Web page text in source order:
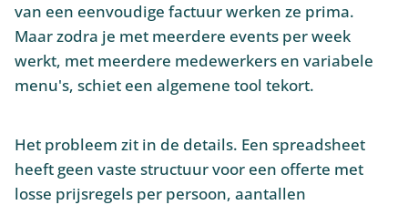
van een eenvoudige factuur werken ze prima.
Maar zodra je met meerdere events per week
werkt, met meerdere medewerkers en variabele
menu's, schiet een algemene tool tekort.
Het probleem zit in de details. Een spreadsheet
heeft geen vaste structuur voor een offerte met
losse prijsregels per persoon, aantallen